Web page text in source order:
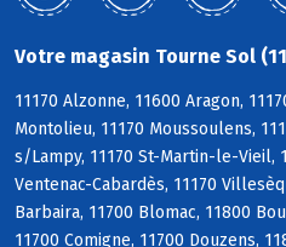
Votre magasin Tourne Sol
11170 Alzonne, 11600 Aragon,
Montolieu, 11170 Moussoulens,
s/Lampy, 11170 St-Martin-le-Vieil,
Ventenac-Cabardès, 11170
Barbaira, 11700 Blomac, 11800
11700 Comigne, 11700 Douzens,